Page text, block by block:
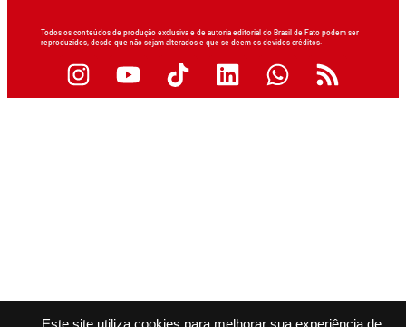
Todos os conteúdos de produção exclusiva e de autoria editorial do Brasil de Fato podem ser
reproduzidos, desde que não sejam alterados e que se deem os devidos créditos.